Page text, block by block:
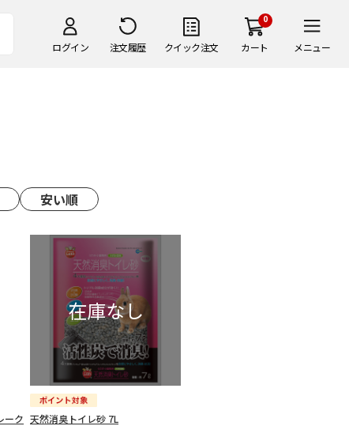
ログイン 注文履歴 クイック注文
0
カート メニュー
安い順
ーク 天然消臭トイレ砂 7L